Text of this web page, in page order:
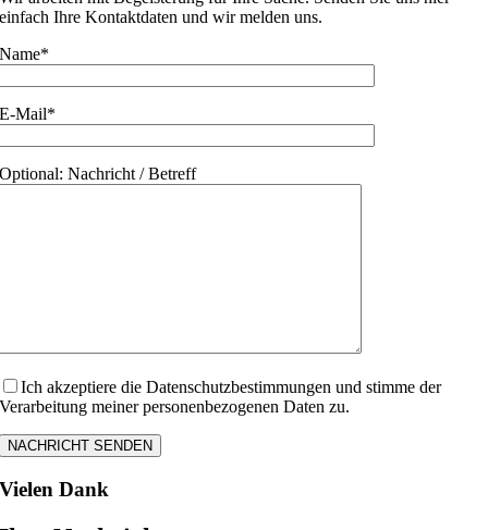
einfach Ihre Kontaktdaten und wir melden uns.
Name*
E-Mail*
Optional: Nachricht / Betreff
Ich akzeptiere die Datenschutzbestimmungen und stimme der
Verarbeitung meiner personenbezogenen Daten zu.
Vielen Dank